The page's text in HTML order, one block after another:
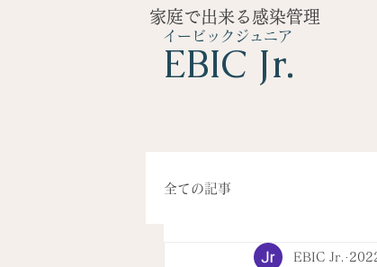
イービックジュニア
​EBIC Jr.
家庭で出来る感染管理
全ての記事
EBIC Jr.